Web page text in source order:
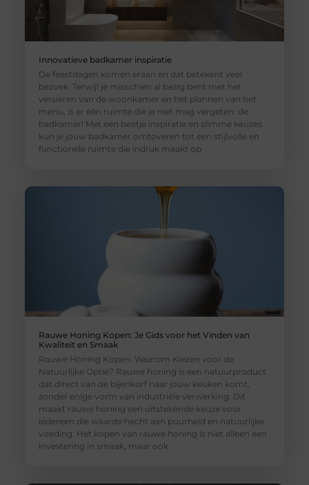
Innovatieve badkamer inspiratie
De feestdagen komen eraan en dat betekent veel
bezoek. Terwijl je misschien al bezig bent met het
versieren van de woonkamer en het plannen van het
menu, is er één ruimte die je niet mag vergeten: de
badkamer! Met een beetje inspiratie en slimme keuzes
kun je jouw badkamer omtoveren tot een stijlvolle en
functionele ruimte die indruk maakt op
Rauwe Honing Kopen: Je Gids voor het Vinden van
Kwaliteit en Smaak
Rauwe Honing Kopen: Waarom Kiezen voor de
Natuurlijke Optie? Rauwe honing is een natuurproduct
dat direct van de bijenkorf naar jouw keuken komt,
zonder enige vorm van industriële verwerking. Dit
maakt rauwe honing een uitstekende keuze voor
iedereen die waarde hecht aan puurheid en natuurlijke
voeding. Het kopen van rauwe honing is niet alleen een
investering in smaak, maar ook